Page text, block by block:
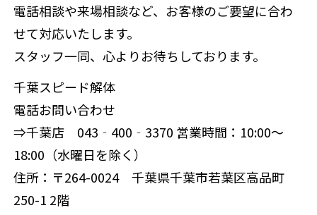
電話相談や来場相談など、お客様のご要望に合わ
せて対応いたします。
スタッフ一同、心よりお待ちしております。
千葉スピード解体
電話お問い合わせ
⇒千葉店 043‐400‐3370 営業時間：10:00～
18:00（水曜日を除く）
住所：〒264-0024 千葉県千葉市若葉区高品町
250-1 2階